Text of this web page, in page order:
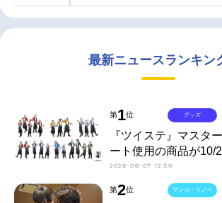
最新ニュースランキン
第1位
『ツイステ』マスタ
ート使用の商品が10/
2026-08-07 12:50
グッズ
第2位 マンガ・ラノベ